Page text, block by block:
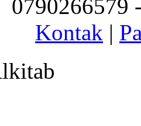
0790266579
Kontak |